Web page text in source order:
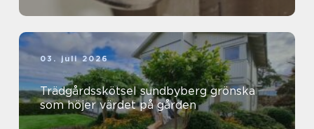
03. juli 2026
Trädgårdsskötsel sundbyberg grönska
som höjer värdet på gården